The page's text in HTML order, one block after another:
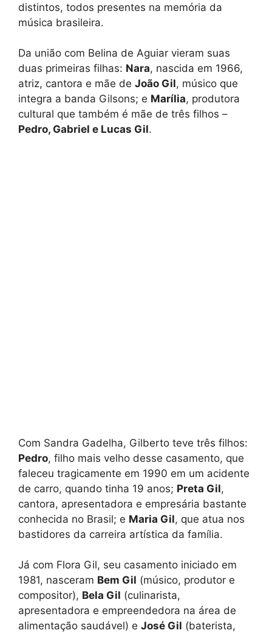
distintos, todos presentes na memória da
música brasileira.
Da união com Belina de Aguiar vieram suas
duas primeiras filhas: Nara, nascida em 1966,
atriz, cantora e mãe de João Gil, músico que
integra a banda Gilsons; e Marília, produtora
cultural que também é mãe de três filhos –
Pedro, Gabriel e Lucas Gil.
Com Sandra Gadelha, Gilberto teve três filhos:
Pedro, filho mais velho desse casamento, que
faleceu tragicamente em 1990 em um acidente
de carro, quando tinha 19 anos; Preta Gil,
cantora, apresentadora e empresária bastante
conhecida no Brasil; e Maria Gil, que atua nos
bastidores da carreira artística da família.
Já com Flora Gil, seu casamento iniciado em
1981, nasceram Bem Gil (músico, produtor e
compositor), Bela Gil (culinarista,
apresentadora e empreendedora na área de
alimentação saudável) e José Gil (baterista,